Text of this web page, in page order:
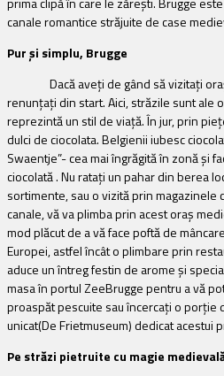
canale romantice străjuite de case
Pur şi simplu, Brugge
Dacă aveţi de gând să vizitaţi
renunţaţi din start. Aici, străzile sunt ale
reprezintă un stil de viaţă. În jur, prin
dulci de ciocolata. Belgienii iubesc
Swaentje”- cea mai îngrăgită în zonă şi
ciocolată . Nu rataţi un pahar din berea
sortimente, sau o vizită prin magazinele
canale, vă va plimba prin acest oraş
mod plăcut de a vă face poftă de
Europei, astfel încât o plimbare prin
aduce un întreg festin de arome şi
masa în portul ZeeBrugge pentru a vă
proaspăt pescuite sau încercaţi o porţie
unicat(De Frietmuseum) dedicat acestui
Pe străzi pietruite cu magie